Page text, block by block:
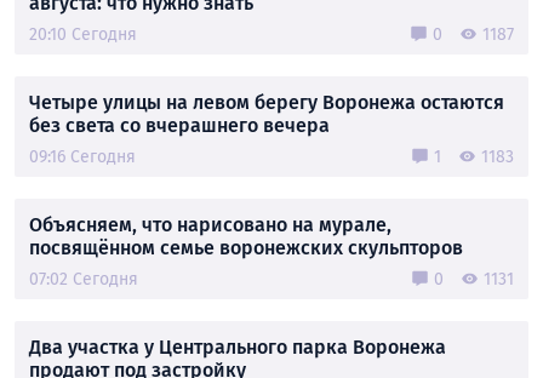
20:10 Сегодня 0 1187
Четыре улицы на левом берегу Воронежа остаются
без света со вчерашнего вечера
09:16 Сегодня 1 1183
Объясняем, что нарисовано на мурале,
посвящённом семье воронежских скульпторов
07:02 Сегодня 0 1131
Два участка у Центрального парка Воронежа
продают под застройку